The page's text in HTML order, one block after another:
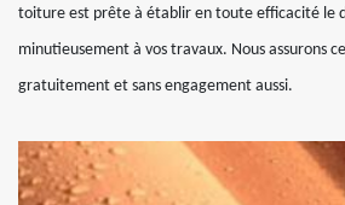
toiture est prête à établir en toute efficacité le
minutieusement à vos travaux. Nous assurons
gratuitement et sans engagement aussi.